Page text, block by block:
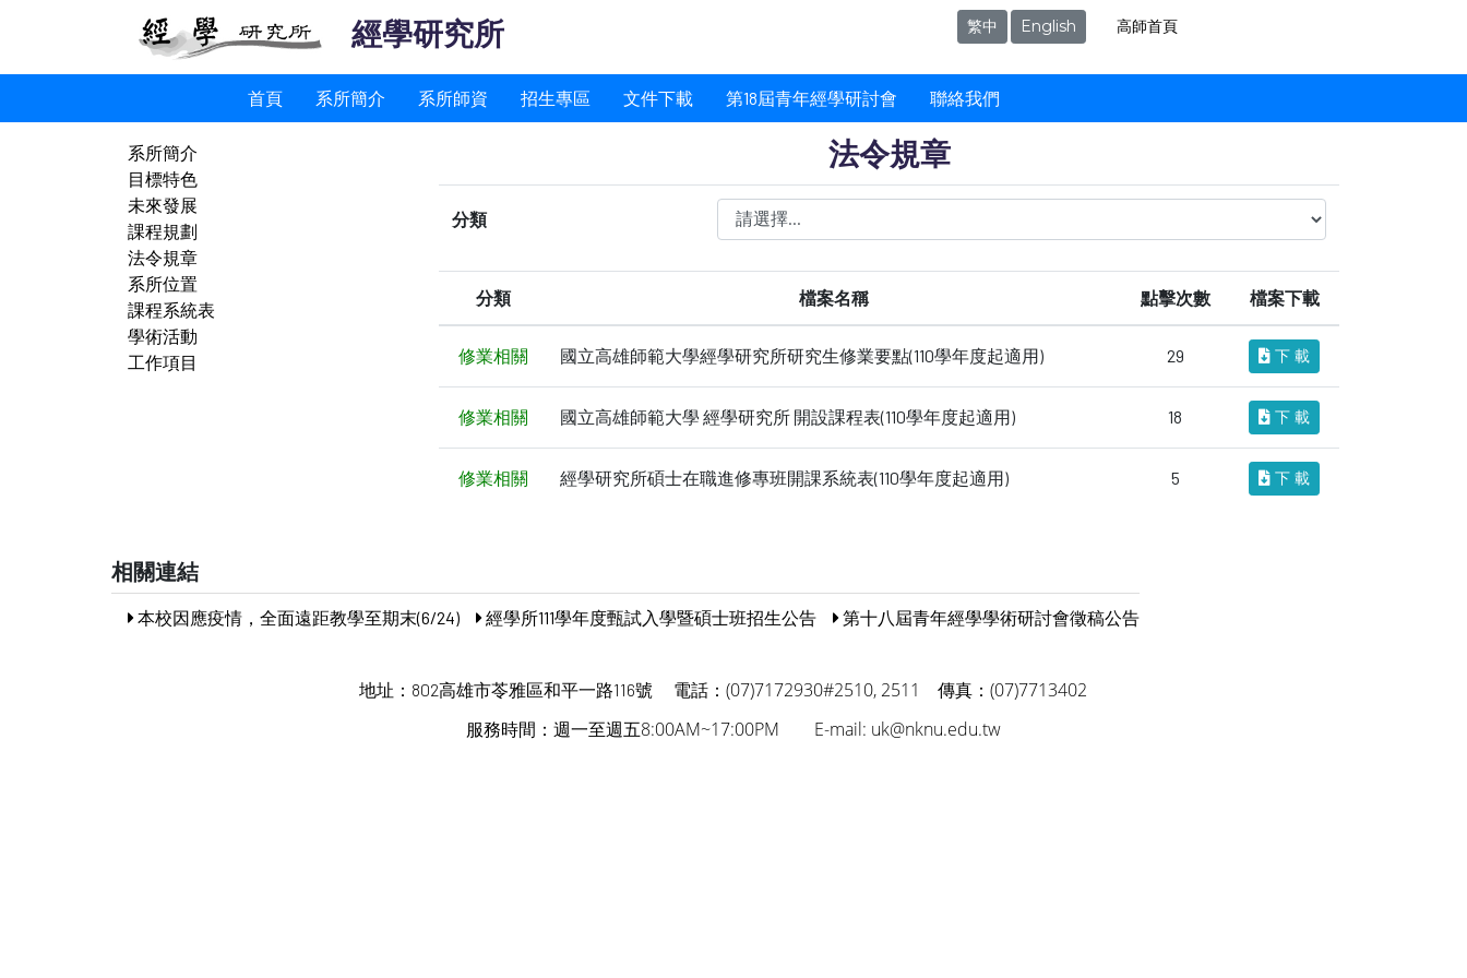
經學研究所 繁中 English 高師首頁
首頁 系所簡介 系所師資 招生專區 文件下載 第18屆青年經學研討會 聯絡我們
系所簡介
目標特色
未來發展
課程規劃
法令規章
系所位置
課程系統表
學術活動
工作項目
法令規章
分類
分類 檔案名稱 點擊次數 檔案下載
修業相關 國立高雄師範大學經學研究所研究生修業要點(110學年度起適用) 29 下 載
修業相關 國立高雄師範大學 經學研究所 開設課程表(110學年度起適用) 18 下 載
修業相關 經學研究所碩士在職進修專班開課系統表(110學年度起適用) 5 下 載
相關連結
本校因應疫情，全面遠距教學至期末(6/24) 經學所111學年度甄試入學暨碩士班招生公告 第十八屆青年經學學術研討會 徵稿公告
地址：802高雄市苓雅區和平一路116號 電話：(07)7172930#2510, 2511 傳真：(07)7713402
服務時間：週一至週五8:00AM~17:00PM E-mail: uk@nknu.edu.tw